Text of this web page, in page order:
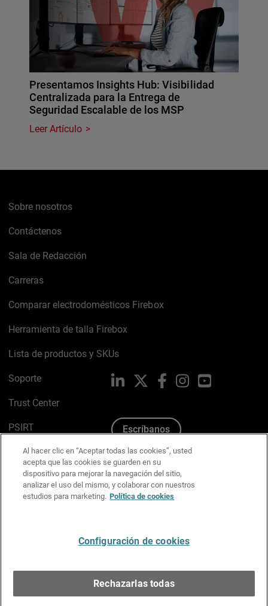
Presentamos Insights Hub: Visibilidad
Centralizada para la Entrega de
Seguridad Escalable de los MSP
Leer Artículo
Sobre nosotros
Contáctenos
Sala de Redacción
Carreras
Comparar electrodomésticos Firebox
Herramienta de talla Firebox
Lista de productos y SKUs
Soporte
Trust Center
PSIRT
Política de cookies
Política de privacidad
Kit de medios y marca
LinkedIn FacebookInstagramYouTube
Escríbanos
Al hacer clic en “Aceptar todas las cookies”, usted
acepta que las cookies se guarden en su
dispositivo para mejorar la navegación del sitio,
analizar el uso del mismo, y colaborar con nuestros
estudios para marketing. Política de cookies
Configuración de cookies
Rechazarlas todas